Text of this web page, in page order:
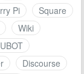
Pi
Square
Wiki
Discourse